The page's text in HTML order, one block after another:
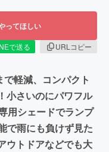
ってほしい
で送る
URLコピー
軽減、コンパクト
小さいのにパワフル
用シェードでランプ
で雨にも負けず見た
ウトドアなどでも大